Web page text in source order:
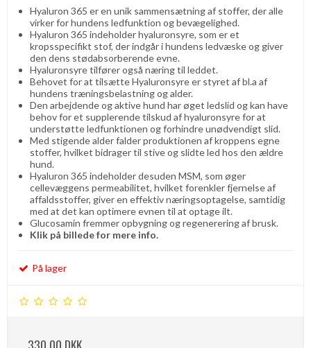
Hyaluron 365 er en unik sammensætning af stoffer, der alle
virker for hundens ledfunktion og bevægelighed.
Hyaluron 365 indeholder hyaluronsyre, som er et
kropsspecifikt stof, der indgår i hundens ledvæske og giver
den dens stødabsorberende evne.
Hyaluronsyre tilfører også næring til leddet.
Behovet for at tilsætte Hyaluronsyre er styret af bl.a af
hundens træningsbelastning og alder.
Den arbejdende og aktive hund har øget ledslid og kan have
behov for et supplerende tilskud af hyaluronsyre for at
understøtte ledfunktionen og forhindre unødvendigt slid.
Med stigende alder falder produktionen af ​​kroppens egne
stoffer, hvilket bidrager til stive og slidte led hos den ældre
hund.
Hyaluron 365 indeholder desuden MSM, som øger
cellevæggens permeabilitet, hvilket forenkler fjernelse af
affaldsstoffer, giver en effektiv næringsoptagelse, samtidig
med at det kan optimere evnen til at optage ilt.
Glucosamin fremmer opbygning og regenerering af brusk.
Klik på billede for mere info.
På lager